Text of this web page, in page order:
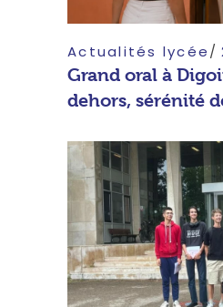
Actualités lycée
Grand oral à
dehors, sérénité